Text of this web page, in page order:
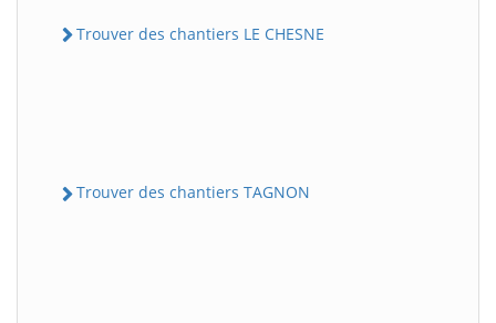
Trouver des chantiers LE CHESNE
Trouver des chantiers TAGNON